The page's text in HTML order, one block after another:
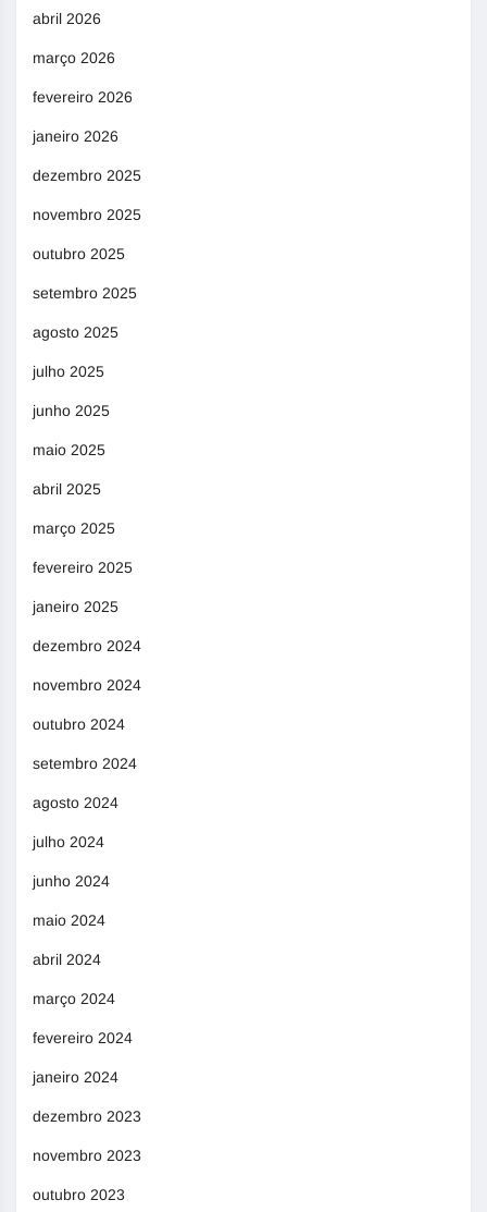
abril 2026
março 2026
fevereiro 2026
janeiro 2026
dezembro 2025
novembro 2025
outubro 2025
setembro 2025
agosto 2025
julho 2025
junho 2025
maio 2025
abril 2025
março 2025
fevereiro 2025
janeiro 2025
dezembro 2024
novembro 2024
outubro 2024
setembro 2024
agosto 2024
julho 2024
junho 2024
maio 2024
abril 2024
março 2024
fevereiro 2024
janeiro 2024
dezembro 2023
novembro 2023
outubro 2023